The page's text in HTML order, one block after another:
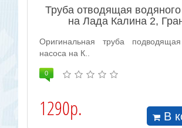
Труба отводящая
на Лада Калина 2,
Оригинальная труба
насоса на К..
0
1290р. В